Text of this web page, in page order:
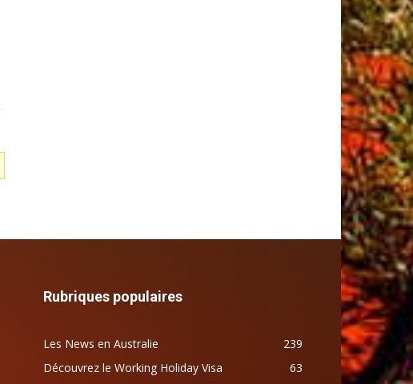
Rubriques populaires
Les News en Australie
239
Découvrez le Working Holiday Visa
63